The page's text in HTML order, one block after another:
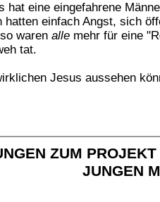
eine eingefahrene
einfach Angst, sich
waren alle mehr für eine
tat.
Jesus aussehen